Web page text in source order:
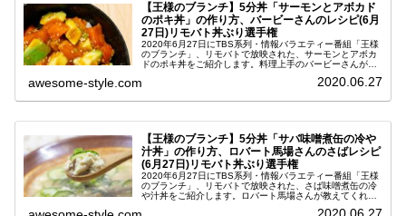
【王様のブランチ】5分丼「サーモンとアボカド
のポキ丼」の作り方、バービーさんのレシピ(6月
27日)リモバト丼ぶり選手権
2020年6月27日にTBS系列・情報バラエティー番組「王様
のブランチ」、リモバトで放映された、サーモンとアボカ
ドのポキ丼をご紹介します。料理上手のバービーさんが教
awesome-style.com 2020.06.27
【王様のブランチ】5分丼「サバ味噌煮缶の冷や
汁丼」の作り方、ロバート馬場さんのさばレシピ
(6月27日)リモバト丼ぶり選手権
2020年6月27日にTBS系列・情報バラエティー番組「王様
のブランチ」、リモバトで放映された、さば味噌煮缶の冷
や汁丼をご紹介します。ロバート馬場さんが教えてくれ
2020.06.27